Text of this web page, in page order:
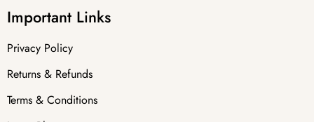
Important Links
Privacy Policy
Returns & Refunds
Terms & Conditions